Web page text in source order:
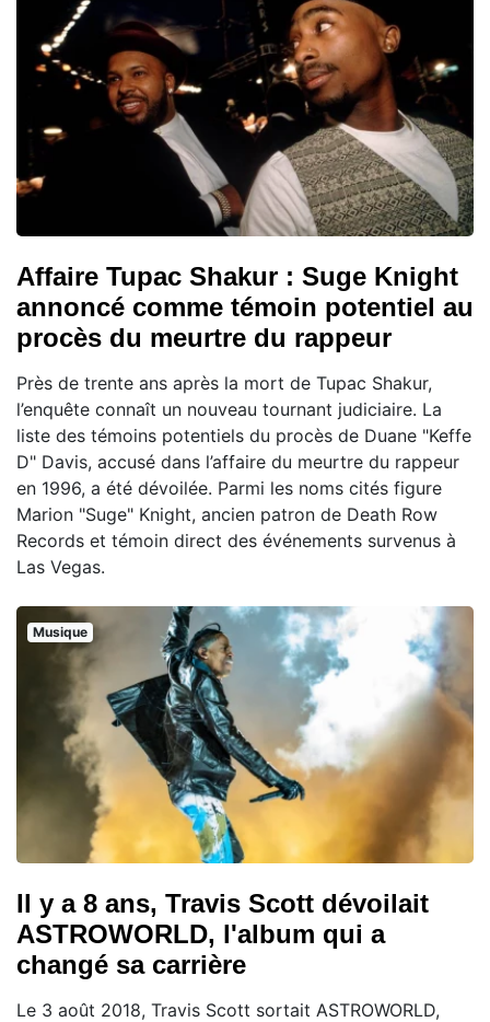
Affaire Tupac Shakur : Suge Knight
annoncé comme témoin potentiel au
procès du meurtre du rappeur
Près de trente ans après la mort de Tupac Shakur,
l’enquête connaît un nouveau tournant judiciaire. La
liste des témoins potentiels du procès de Duane "Keffe
D" Davis, accusé dans l’affaire du meurtre du rappeur
en 1996, a été dévoilée. Parmi les noms cités figure
Marion "Suge" Knight, ancien patron de Death Row
Records et témoin direct des événements survenus à
Las Vegas.
Musique
Il y a 8 ans, Travis Scott dévoilait
ASTROWORLD, l'album qui a
changé sa carrière
Le 3 août 2018, Travis Scott sortait ASTROWORLD,